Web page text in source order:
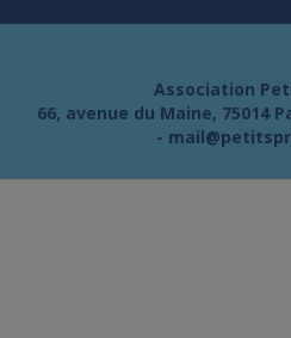
Association
66, avenue du Maine, 75014
-